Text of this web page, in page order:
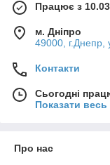
Працює з
м. Дніпро
49000, г.Днепр,
Контакти
Сьогодні
Показати
Про нас